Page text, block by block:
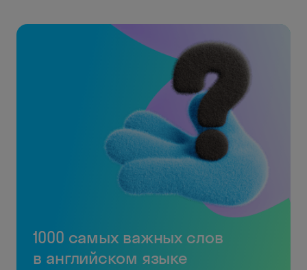
1000 самых важных слов
в английском языке